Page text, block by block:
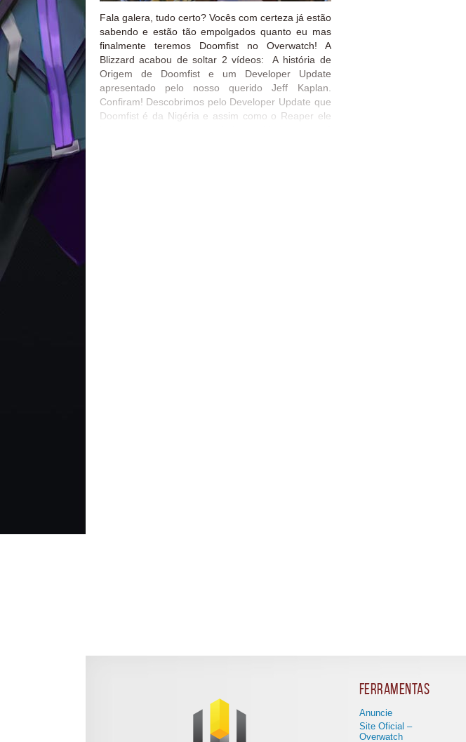
Fala galera, tudo certo? Vocês com certeza já estão
sabendo e estão tão empolgados quanto eu mas
finalmente teremos Doomfist no Overwatch! A
Blizzard acabou de soltar 2 vídeos: A história de
Origem de Doomfist e um Developer Update
apresentado pelo nosso querido Jeff Kaplan.
Confiram! Descobrimos pelo Developer Update que
Doomfist é da Nigéria e assim como o Reaper ele
Ferramentas
Anuncie
Site Oficial –
Overwatch